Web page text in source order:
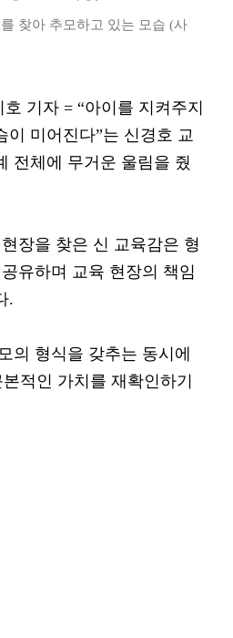
찾아 추모하고 있는 모습 (사
기자 = “아이를 지켜주지
이 미어진다”는 신경호 교
전체에 무거운 울림을 줬
장을 찾은 신 교육감은 형
유하며 교육 현장의 책임
.
의 형식을 갖추는 동시에
적인 가치를 재확인하기